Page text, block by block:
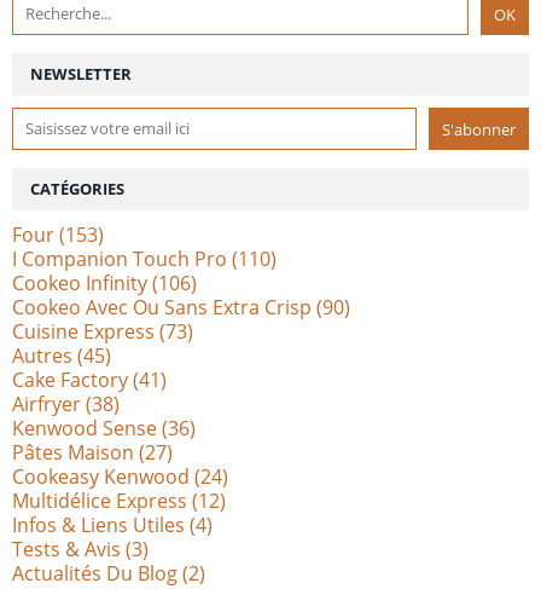
NEWSLETTER
CATÉGORIES
Four(153)
I Companion Touch Pro (110)
Cookeo Infinity(106)
Cookeo Avec Ou Sans Extra Crisp (90)
Cuisine Express (73)
Autres (45)
Cake Factory(41)
Airfryer(38)
Kenwood Sense(36)
Pâtes Maison (27)
Cookeasy Kenwood (24)
Multidélice Express (12)
Infos & Liens Utiles (4)
Tests & Avis (3)
Actualités Du Blog(2)